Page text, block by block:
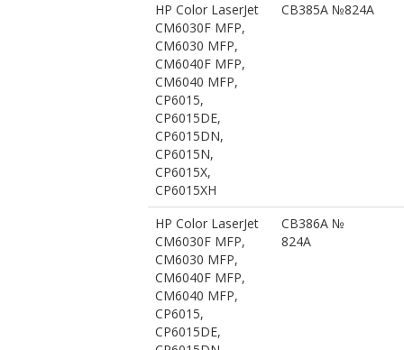
HP Color LaserJet
CM6030F MFP,
CM6030 MFP,
CM6040F MFP,
CM6040 MFP,
CP6015,
CP6015DE,
CP6015DN,
CP6015N,
CP6015X,
CP6015XH
CB385A №824A
HP Color LaserJet
CM6030F MFP,
CM6030 MFP,
CM6040F MFP,
CM6040 MFP,
CP6015,
CP6015DE,
CB386A №
824A